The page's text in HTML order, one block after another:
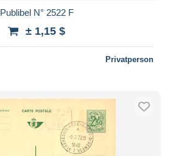
Publibel N° 2522 F
± 1,15 $
Privatperson